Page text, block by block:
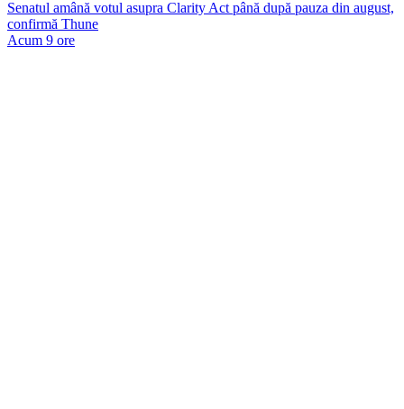
Senatul amână votul asupra Clarity Act până după pauza din august,
confirmă Thune
Acum 9 ore